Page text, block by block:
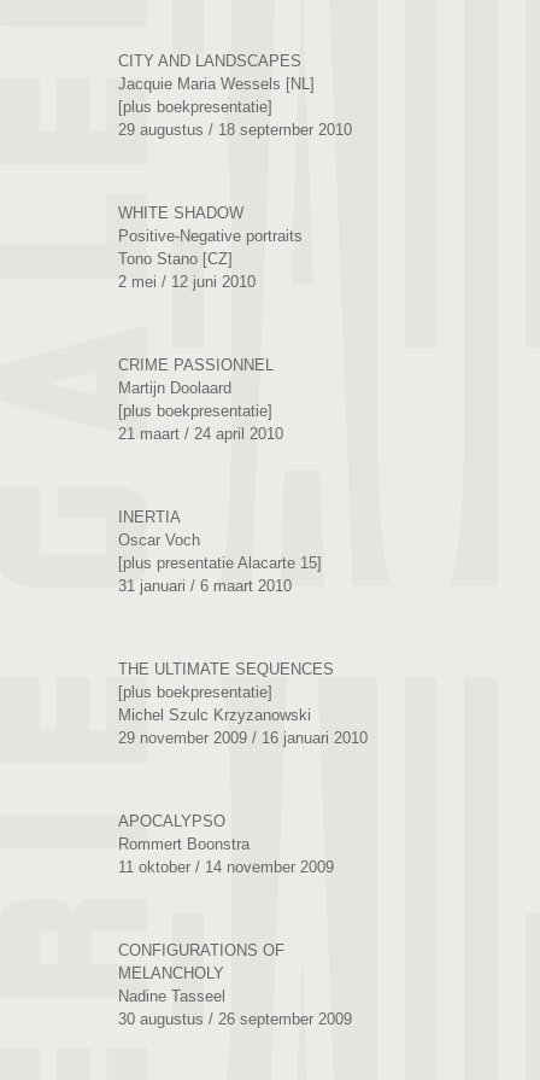
CITY AND LANDSCAPES
Jacquie Maria Wessels [NL]
[plus boekpresentatie]
29 augustus / 18 september 2010
WHITE SHADOW
Positive-Negative portraits
Tono Stano [CZ]
2 mei / 12 juni 2010
CRIME PASSIONNEL
Martijn Doolaard
[plus boekpresentatie]
21 maart / 24 april 2010
INERTIA
Oscar Voch
[plus presentatie Alacarte 15]
31 januari / 6 maart 2010
THE ULTIMATE SEQUENCES
[plus boekpresentatie]
Michel Szulc Krzyzanowski
29 november 2009 / 16 januari 2010
APOCALYPSO
Rommert Boonstra
11 oktober / 14 november 2009
CONFIGURATIONS OF
MELANCHOLY
Nadine Tasseel
30 augustus / 26 september 2009